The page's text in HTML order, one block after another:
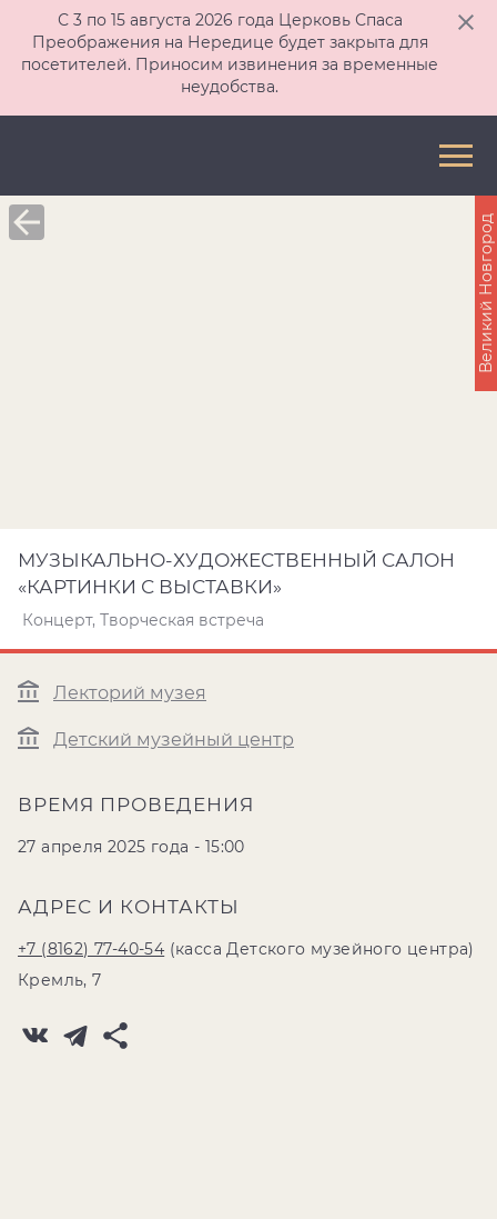
С 3 по 15 августа 2026 года Церковь Спаса
Преображения на Нередице будет закрыта для
посетителей. Приносим извинения за временные
неудобства.
МУЗЫКАЛЬНО-ХУДОЖЕСТВЕННЫЙ САЛОН
«КАРТИНКИ С ВЫСТАВКИ»
Концерт, Творческая встреча
Лекторий музея
Детский музейный центр
ВРЕМЯ ПРОВЕДЕНИЯ
27 апреля 2025 года - 15:00
АДРЕС И КОНТАКТЫ
+7 (8162) 77-40-54 (касса Детского музейного центра)
Кремль, 7
Великий Новгород